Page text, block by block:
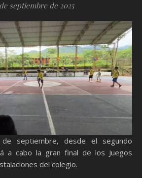
septiembre de 2025
a cabo la gran final de los Juegos
del colegio.